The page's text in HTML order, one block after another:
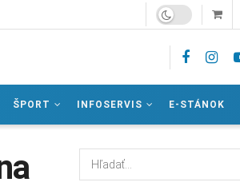
ŠPORT INFOSERVIS E-STÁNOK